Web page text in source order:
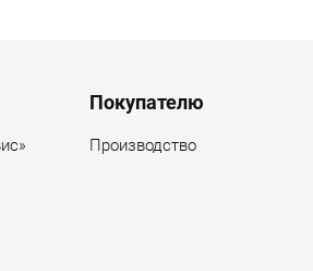
Покупателю
Производство